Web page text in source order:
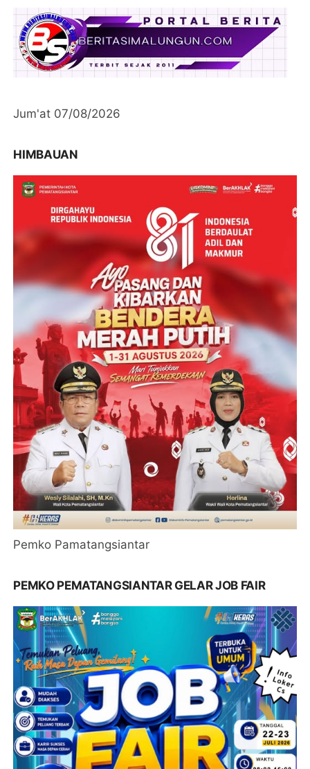
Jum'at 07/08/2026
HIMBAUAN
Pemko Pamatangsiantar
PEMKO PEMATANGSIANTAR GELAR JOB FAIR